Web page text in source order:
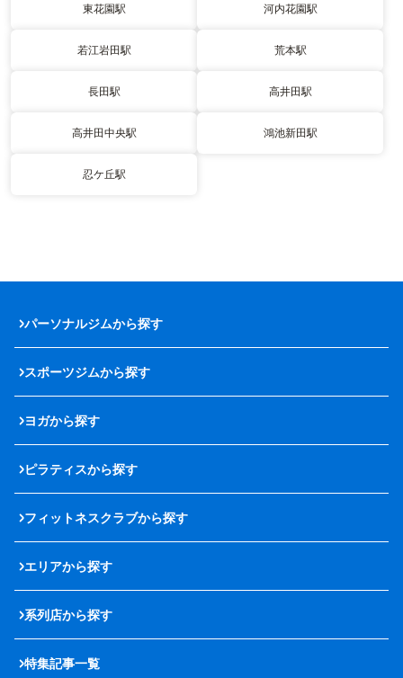
東花園駅 河内花園駅
若江岩田駅 荒本駅
長田駅 高井田駅
高井田中央駅 鴻池新田駅
忍ケ丘駅
パーソナルジムから探す
スポーツジムから探す
ヨガから探す
ピラティスから探す
フィットネスクラブから探す
エリアから探す
系列店から探す
特集記事一覧